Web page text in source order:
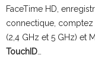
FaceTime HD,
connectique, comptez
(2,4 GHz et 5 GHz) et
TouchID